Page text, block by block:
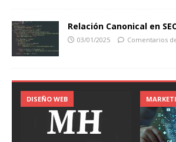
Relación Canonical en
03/01/2025 Comentarios
ANALISIS DE DATOS
DISEÑO WEB
ECOMMERCE
DISEÑO WEB